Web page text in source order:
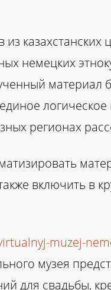
немецких
материал
регионах
включить в
muzej-
музея
для свадьбы,